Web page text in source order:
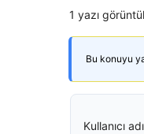
1 yazı
Bu konuyu
Kullanıcı